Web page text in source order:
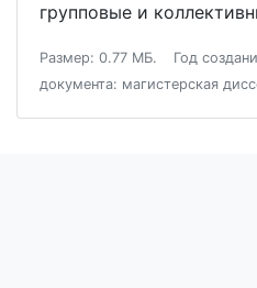
групповые и
Размер: 0.77 МБ. Год
документа: магистерская